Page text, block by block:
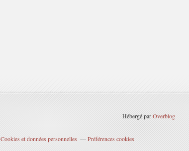
Hébergé parOverblog
Cookies et données personnelles Préférences cookies